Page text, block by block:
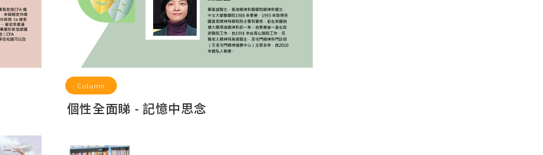
Column
個性全面睇 - 記憶中思念